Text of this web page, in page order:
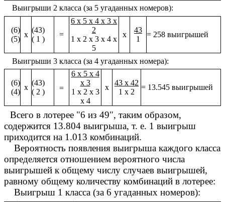
Выигрыши 2 класса (за 5 угаданных номеров):
(6)
(5)
х
(43)
( 1 )
=
6 х 5 х 4 х 3 х
2
1 х 2 х 3 х 4 х
5
x
43
1
= 258 выигрышей
Выигрыши 3 класса (за 4 угаданных номера):
(6)
(4)
х
(43)
( 2 )
=
6 х 5 х 4
х 3
1 х 2 х 3
х 4
x
43 х 42
1 х 2
= 13.545 выигрышей
Всего в лотерее "6 из 49", таким образом,
содержится 13.804 выигрыша, т. е. 1 выигрыш
приходится на 1.013 комбинаций.
Вероятность появления выигрыша каждого класса
определяется отношением вероятного числа
выигрышей к общему числу случаев выигрышей,
равному общему количеству комбинаций в лотерее:
Выигрыш 1 класса (за 6 угаданных номеров):